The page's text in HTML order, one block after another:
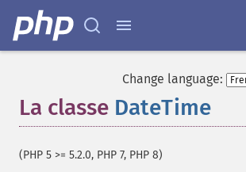
Change language:
La classe DateTime
(PHP 5 >= 5.2.0, PHP 7, PHP 8)